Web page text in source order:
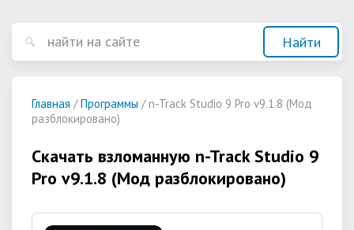
Главная /Программы / n-Track Studio 9 Pro v9.1.8 (Мод
разблокировано)
Скачать взломанную n-Track Studio 9
Pro v9.1.8 (Мод разблокировано)